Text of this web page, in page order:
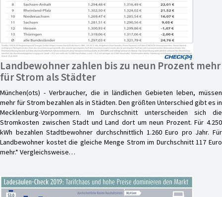
Landbewohner zahlen bis zu neun Prozent mehr
für Strom als Städter
München(ots) - Verbraucher, die in ländlichen Gebieten leben, müssen
mehr für Strom bezahlen als in Städten. Den größten Unterschied gibt es in
Mecklenburg-Vorpommern. Im Durchschnitt unterscheiden sich die
Stromkosten zwischen Stadt und Land dort um neun Prozent. Für 4.250
kWh bezahlen Stadtbewohner durchschnittlich 1.260 Euro pro Jahr. Für
Landbewohner kostet die gleiche Menge Strom im Durchschnitt 117 Euro
mehr.* Vergleichsweise…